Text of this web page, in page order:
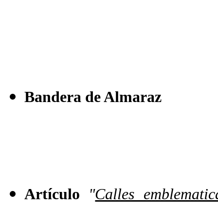
Bandera de Almaraz
Artículo "Calles